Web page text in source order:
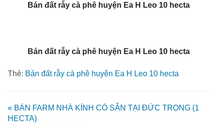
Bán đất rẫy cà phê huyện Ea H Leo 10 hecta
Bán đất rẫy cà phê huyện Ea H Leo 10 hecta
Thẻ: Bán đất rẫy cà phê huyện Ea H Leo 10 hecta
« BÁN FARM NHÀ KÍNH CÓ SẴN TẠI ĐỨC TRỌNG (1
HECTA)